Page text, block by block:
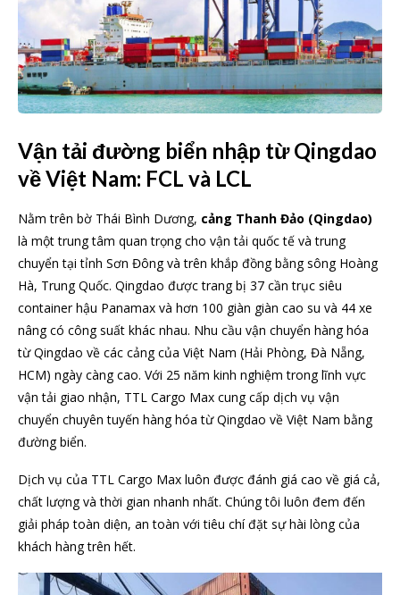
Vận tải đường biển nhập từ Qingdao
về Việt Nam: FCL và LCL
Nằm trên bờ Thái Bình Dương, cảng Thanh Đảo (Qingdao)
là một trung tâm quan trọng cho vận tải quốc tế và trung
chuyển tại tỉnh Sơn Đông và trên khắp đồng bằng sông Hoàng
Hà, Trung Quốc. Qingdao được trang bị 37 cần trục siêu
container hậu Panamax và hơn 100 giàn giàn cao su và 44 xe
nâng có công suất khác nhau. Nhu cầu vận chuyển hàng hóa
từ Qingdao về các cảng của Việt Nam (Hải Phòng, Đà Nẵng,
HCM) ngày càng cao. Với 25 năm kinh nghiệm trong lĩnh vực
vận tải giao nhận, TTL Cargo Max cung cấp dịch vụ vận
chuyển chuyên tuyến hàng hóa từ Qingdao về Việt Nam bằng
đường biển.
Dịch vụ của TTL Cargo Max luôn được đánh giá cao về giá cả,
chất lượng và thời gian nhanh nhất. Chúng tôi luôn đem đến
giải pháp toàn diện, an toàn với tiêu chí đặt sự hài lòng của
khách hàng trên hết.